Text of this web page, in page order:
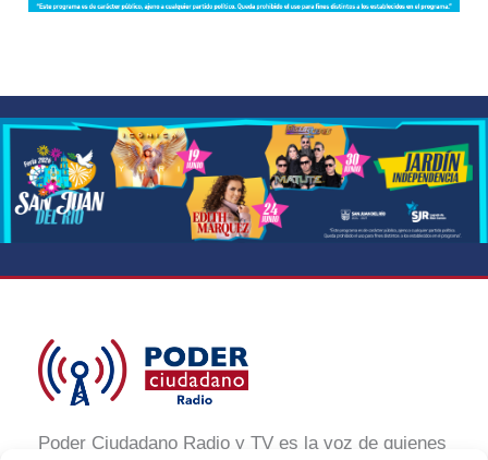
Poder Ciudadano Radio y TV es la voz de quienes